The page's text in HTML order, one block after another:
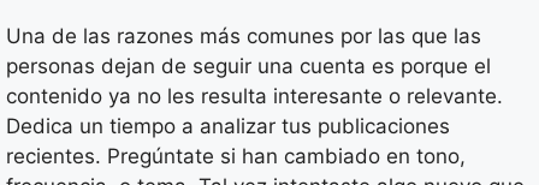
Una de las razones más comunes por las que las
personas dejan de seguir una cuenta es porque el
contenido ya no les resulta interesante o relevante.
Dedica un tiempo a analizar tus publicaciones
recientes. Pregúntate si han cambiado en tono,